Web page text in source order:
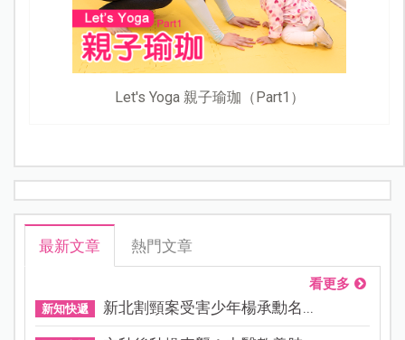
Let's Yoga 親子瑜珈（Part1）
最新文章 熱門文章
看更多
新知快遞 新北割頸案受害少年楊承勳名...